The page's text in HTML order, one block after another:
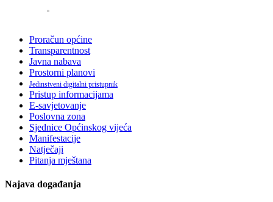
Proračun općine
Transparentnost
Javna nabava
Prostorni planovi
Jedinstveni digitalni pristupnik
Pristup informacijama
E-savjetovanje
Poslovna zona
Sjednice Općinskog vijeća
Manifestacije
Natječaji
Pitanja mještana
Najava događanja